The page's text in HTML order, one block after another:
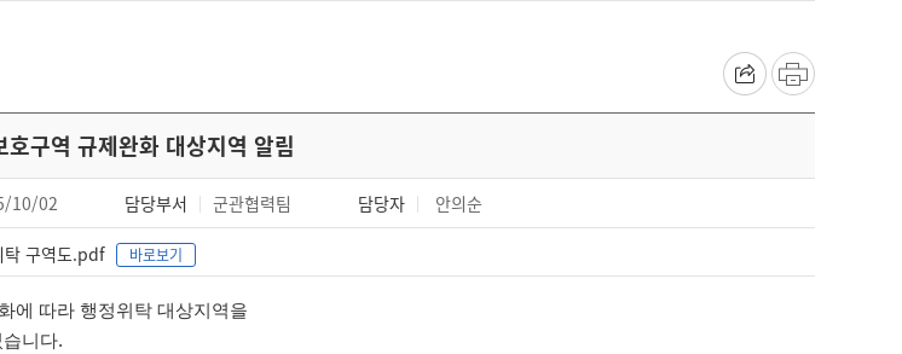
구역 규제완화 대상지역 알림
10/02 담당부서 군관협력팀 담당자 안의순
탁 구역도.pdf 바로보기
에 따라 행정위탁 대상지역을
니다.